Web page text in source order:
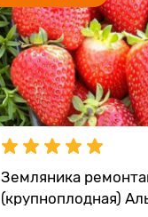
Земляника
(крупноплодная)